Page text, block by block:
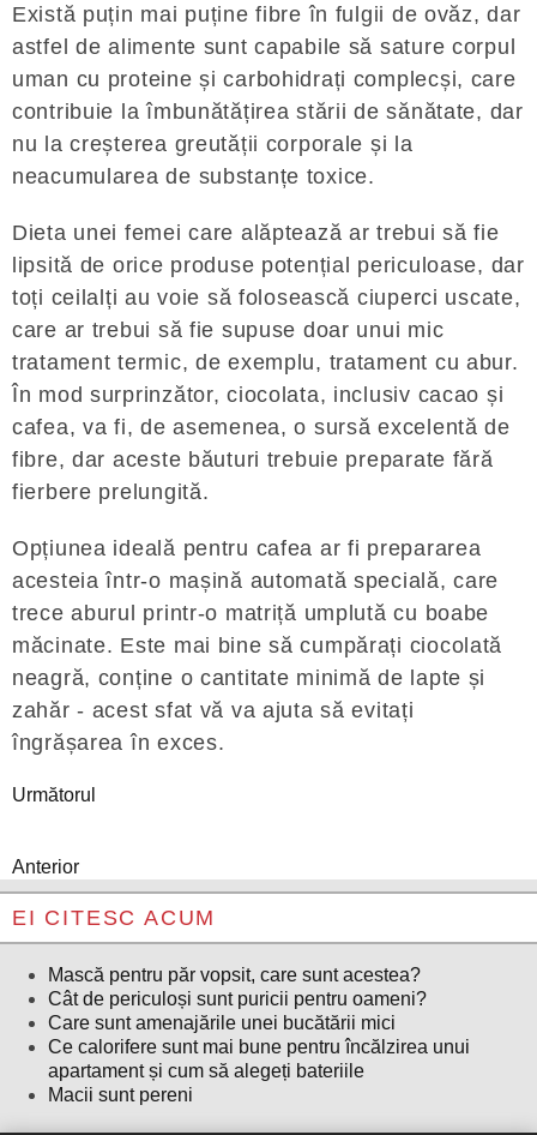
Există puțin mai puține fibre în fulgii de ovăz, dar
astfel de alimente sunt capabile să sature corpul
uman cu proteine ​​și carbohidrați complecși, care
contribuie la îmbunătățirea stării de sănătate, dar
nu la creșterea greutății corporale și la
neacumularea de substanțe toxice.
Dieta unei femei care alăptează ar trebui să fie
lipsită de orice produse potențial periculoase, dar
toți ceilalți au voie să folosească ciuperci uscate,
care ar trebui să fie supuse doar unui mic
tratament termic, de exemplu, tratament cu abur.
În mod surprinzător, ciocolata, inclusiv cacao și
cafea, va fi, de asemenea, o sursă excelentă de
fibre, dar aceste băuturi trebuie preparate fără
fierbere prelungită.
Opțiunea ideală pentru cafea ar fi prepararea
acesteia într-o mașină automată specială, care
trece aburul printr-o matriță umplută cu boabe
măcinate. Este mai bine să cumpărați ciocolată
neagră, conține o cantitate minimă de lapte și
zahăr - acest sfat vă va ajuta să evitați
îngrășarea în exces.
Următorul
Anterior
EI CITESC ACUM
Mască pentru păr vopsit, care sunt acestea?
Cât de periculoși sunt puricii pentru oameni?
Care sunt amenajările unei bucătării mici
Ce calorifere sunt mai bune pentru încălzirea unui
apartament și cum să alegeți bateriile
Macii sunt pereni